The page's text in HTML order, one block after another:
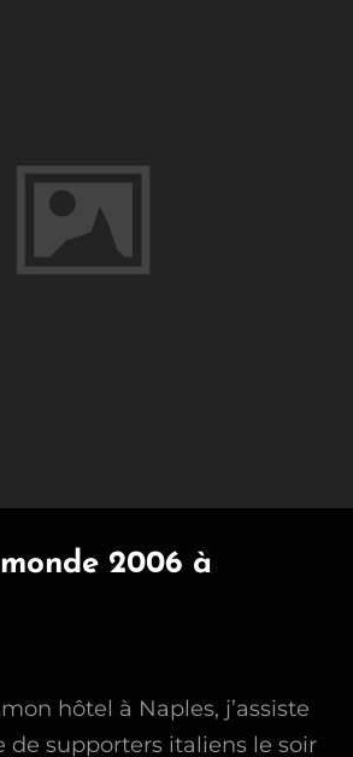
2006 à
hôtel à Naples, j’assiste
de supporters italiens le soir